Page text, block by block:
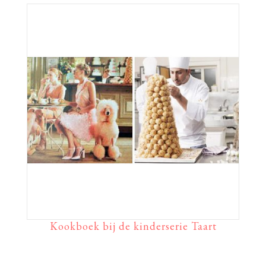
Kookboek bij de kinderserie Taart